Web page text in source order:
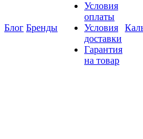
Блог Бренды
Условия
оплаты
Условия
доставки
Гарантия
на товар